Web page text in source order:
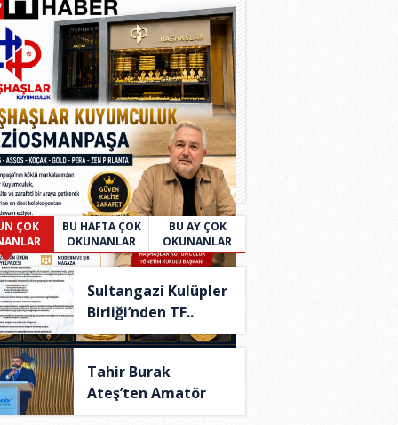
ÇOK
BU HAFTA ÇOK
OKUNANLAR
BU AY ÇOK
OKUNANLAR
Sultangazi Kulüpler
Birliği’nden TF..
Tahir Burak
Ateş’ten Amatör
Spor İç..